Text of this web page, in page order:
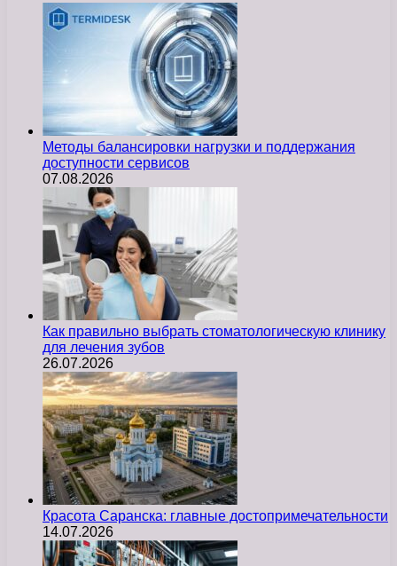
Методы балансировки нагрузки и поддержания
доступности сервисов
07.08.2026
Как правильно выбрать стоматологическую клинику
для лечения зубов
26.07.2026
Красота Саранска: главные достопримечательности
14.07.2026